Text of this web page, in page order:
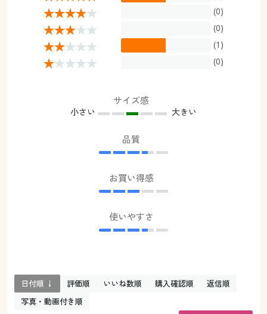
サポート
ご利用ガイド
よくある質問とお問い合わせ
よくある質問とお問い合わせ
(0)
(0)
(1)
(0)
サイズ感
小さい 大きい
品質
お買い得感
使いやすさ
日付順 ↓ 評価順 いいね数順 購入確認順
返信順
写真・動画付き順